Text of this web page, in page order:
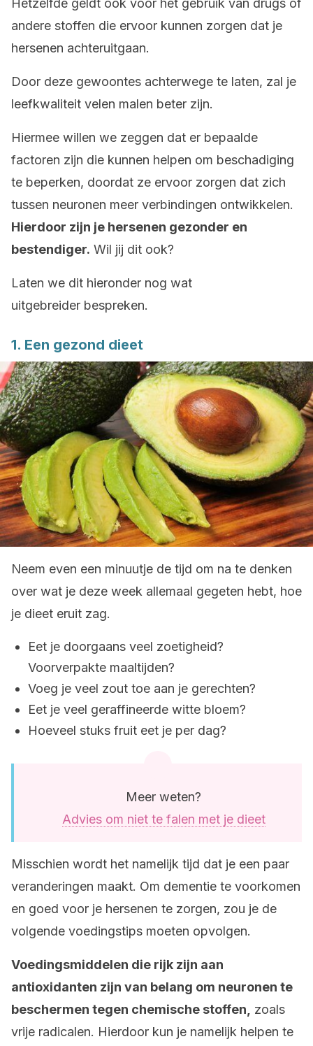
Hetzelfde geldt ook voor het gebruik van drugs of
andere stoffen die ervoor kunnen zorgen dat je
hersenen achteruitgaan.
Door deze gewoontes achterwege te laten, zal je
leefkwaliteit velen malen beter zijn.
Hiermee willen we zeggen dat er bepaalde
factoren zijn die kunnen helpen om beschadiging
te beperken, doordat ze ervoor zorgen dat zich
tussen neuronen meer verbindingen ontwikkelen.
Hierdoor zijn je hersenen gezonder en
bestendiger. Wil jij dit ook?
Laten we dit hieronder nog wat
uitgebreider bespreken.
1. Een gezond dieet
Neem even een minuutje de tijd om na te denken
over wat je deze week allemaal gegeten hebt, hoe
je dieet eruit zag.
Eet je doorgaans veel zoetigheid?
Voorverpakte maaltijden?
Voeg je veel zout toe aan je gerechten?
Eet je veel geraffineerde witte bloem?
Hoeveel stuks fruit eet je per dag?
Meer weten?
Advies om niet te falen met je dieet
Misschien wordt het namelijk tijd dat je een paar
veranderingen maakt. Om dementie te voorkomen
en goed voor je hersenen te zorgen, zou je de
volgende voedingstips moeten opvolgen.
Voedingsmiddelen die rijk zijn aan
antioxidanten zijn van belang om neuronen te
beschermen tegen chemische stoffen,
zoals
vrije radicalen. Hierdoor kun je namelijk helpen te